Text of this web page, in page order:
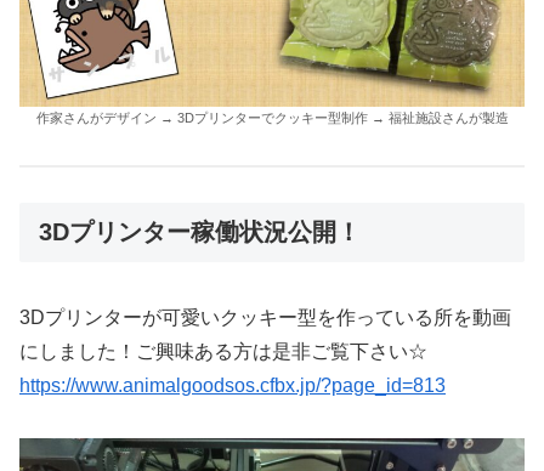
作家さんがデザイン → 3Dプリンターでクッキー型制作 → 福祉施設さんが製造
3Dプリンター稼働状況公開！
3Dプリンターが可愛いクッキー型を作っている所を動画
にしました！ご興味ある方は是非ご覧下さい☆
https://www.animalgoodsos.cfbx.jp/?page_id=813